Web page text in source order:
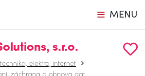
MENU
s.r.o.
elektro, internet
záchrana a obnova dat